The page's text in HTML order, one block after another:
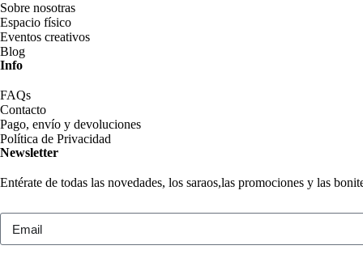
Sobre nosotras
Espacio físico
Eventos creativos
Blog
Info
FAQs
Contacto
Pago, envío y devoluciones
Política de Privacidad
Newsletter
Entérate de todas las novedades, los saraos,las promociones y las